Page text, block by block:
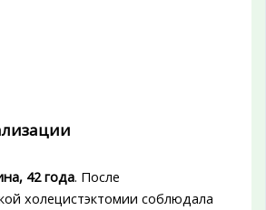
42 года. После
холецистэктомии соблюдала